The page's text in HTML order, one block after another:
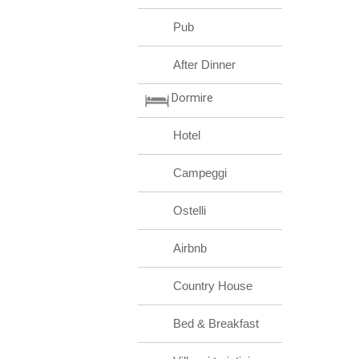
Pub
After Dinner
Dormire
Hotel
Campeggi
Ostelli
Airbnb
Country House
Bed & Breakfast